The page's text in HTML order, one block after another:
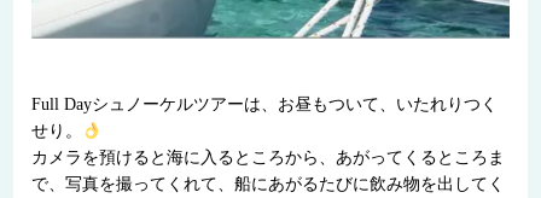
Full Dayシュノーケルツアーは、お昼もついて、いたれりつく
せり。
カメラを預けると海に入るところから、あがってくるところま
で、写真を撮ってくれて、船にあがるたびに飲み物を出してく